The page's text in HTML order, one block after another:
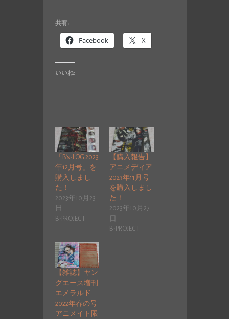
共有:
Facebook X
いいね:
「B’s-LOG 2023
年12月号」を
購入しまし
た！
2023年10月23
日
B-PROJECT
【購入報告】
アニメディア
2023年11月号
を購入しまし
た！
2023年10月27
日
B-PROJECT
【雑誌】ヤン
グエース増刊
エメラルド
2022年春の号
アニメイト限